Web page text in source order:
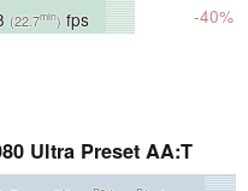
(22.7min) fps -40%
Ultra Preset AA:T